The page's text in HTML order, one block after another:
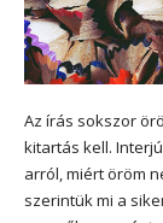
Az írás sokszor
kitartás kell.
arról, miért öröm
szerintük mi a